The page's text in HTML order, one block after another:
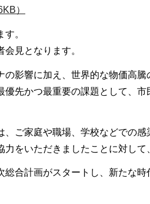
）
。
見となります。
の影響に加え、世界的な物価高
優先かつ最重要の課題として、
、ご家庭や職場、学校などでの
力をいただきましたことに対して
総合計画がスタートし、新たな